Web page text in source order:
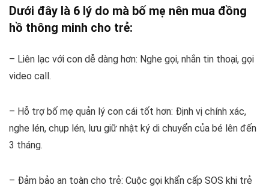
Dưới đây là 6 lý do mà bố mẹ nên mua đồng
hồ thông minh cho trẻ:
– Liên lạc với con dễ dàng hơn: Nghe gọi, nhắn tin thoại, gọi
video call.
– Hỗ trợ bố mẹ quản lý con cái tốt hơn: Định vị chính xác,
nghe lén, chụp lén, lưu giữ nhật ký di chuyển của bé lên đến
3 tháng.
– Đảm bảo an toàn cho trẻ: Cuộc gọi khẩn cấp SOS khi trẻ